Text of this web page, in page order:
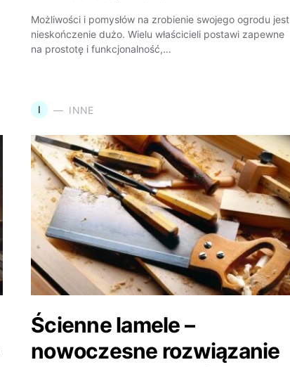
Możliwości i pomysłów na zrobienie swojego ogrodu jest
nieskończenie dużo. Wielu właścicieli postawi zapewne
na prostotę i funkcjonalność,…
I INNE
Ścienne lamele –
nowoczesne rozwiązanie